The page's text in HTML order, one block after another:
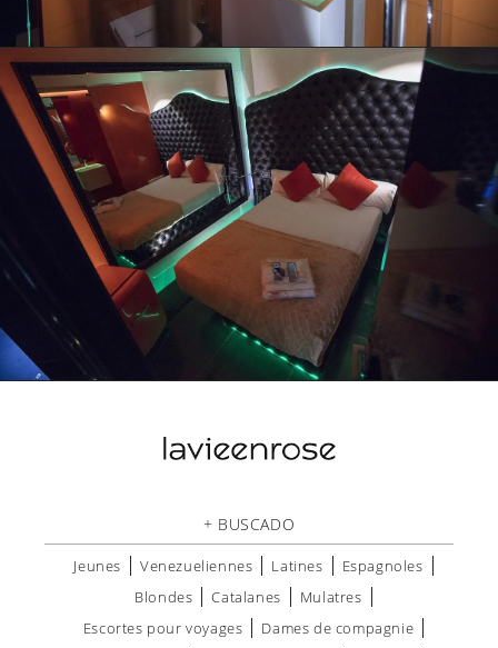
+ BUSCADO
Jeunes Venezueliennes Latines
Espagnoles
Blondes
Catalanes
Mulatres
Escortes pour voyages
Dames de compagnie